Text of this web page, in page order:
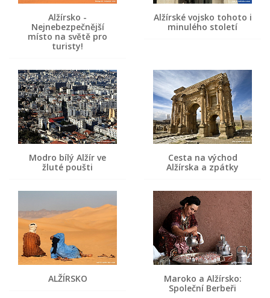
Alžírsko -
Nejnebezpečnější
místo na světě pro
turisty!
Alžírské vojsko tohoto i
minulého století
Modro bílý Alžír ve
žluté poušti
Cesta na východ
Alžírska a zpátky
ALŽÍRSKO
Maroko a Alžírsko:
Společní Berbeři